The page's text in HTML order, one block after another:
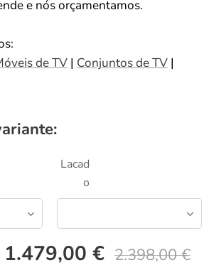
e nós orçamentamos.
de TV | Conjuntos de TV |
Lacad
o
1.479,00 € 2.398,00€